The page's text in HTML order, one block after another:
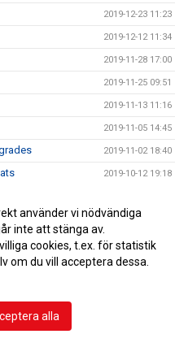
2019-12-23 11:23
2019-12-12 11:34
2019-11-28 17:00
2019-11-25 09:51
2019-11-13 11:16
2019-11-05 14:45
2019-11-02 18:40
2019-10-12 19:18
2019-10-03 11:43
2019-10-02 13:37
2019-10-02 10:25
använder vi nödvändiga
inte att stänga av.
cookies, t.ex. för statistik
om du vill acceptera dessa.
alla